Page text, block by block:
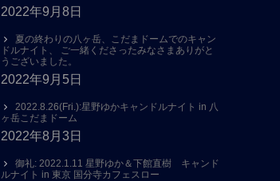
2022年9月8日
夏の終わりの八ヶ岳、こだまドームでのキャン
ドルナイト、 ご一緒くださったみなさまありがと
うございました。
2022年9月5日
2022.8.26(Fri.):星野ゆかキャンドルナイト in 八
ヶ岳こだまドーム
2022年8月3日
御礼: 2022.1.11 星野ゆか＆下館直樹 キャンド
ルナイト in 東京 国分寺カフェスロー